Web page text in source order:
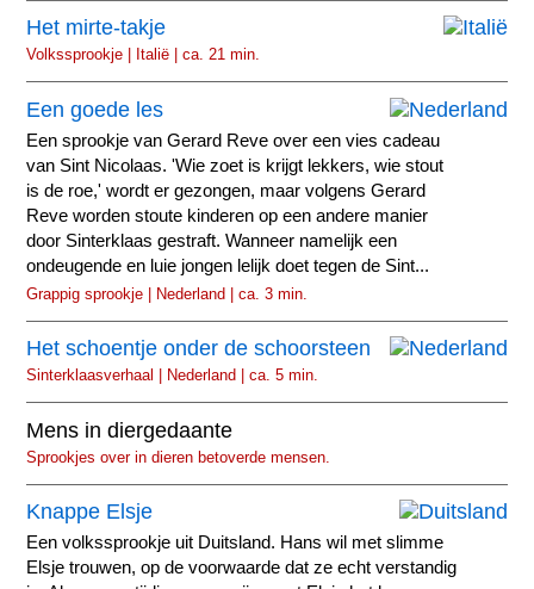
Het mirte-takje
Volkssprookje | Italië | ca. 21 min.
Een goede les
Een sprookje van Gerard Reve over een vies cadeau
van Sint Nicolaas. 'Wie zoet is krijgt lekkers, wie stout
is de roe,' wordt er gezongen, maar volgens Gerard
Reve worden stoute kinderen op een andere manier
door Sinterklaas gestraft. Wanneer namelijk een
ondeugende en luie jongen lelijk doet tegen de Sint...
Grappig sprookje | Nederland | ca. 3 min.
Het schoentje onder de schoorsteen
Sinterklaasverhaal | Nederland | ca. 5 min.
Mens in diergedaante
Sprookjes over in dieren betoverde mensen.
Knappe Elsje
Een volkssprookje uit Duitsland. Hans wil met slimme
Elsje trouwen, op de voorwaarde dat ze echt verstandig